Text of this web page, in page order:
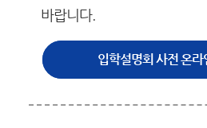
바랍니다.
입학설명회 사전 온라